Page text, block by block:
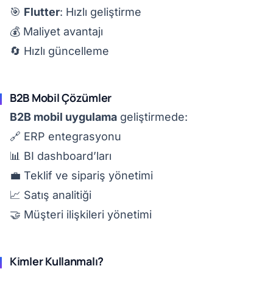
🎯 Flutter: Hızlı geliştirme
💰 Maliyet avantajı
🔄 Hızlı güncelleme
B2B Mobil Çözümler
B2B mobil uygulama geliştirmede:
🔗 ERP entegrasyonu
📊 BI dashboard’ları
💼 Teklif ve sipariş yönetimi
📈 Satış analitiği
🤝 Müşteri ilişkileri yönetimi
Kimler Kullanmalı?